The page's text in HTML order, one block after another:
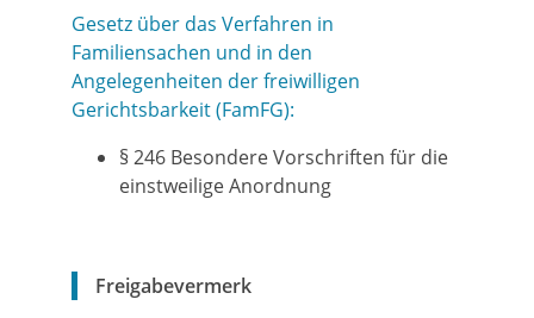
Gesetz über das Verfahren in
Familiensachen und in den
Angelegenheiten der freiwilligen
Gerichtsbarkeit (FamFG):
§ 246 Besondere Vorschriften für die
einstweilige Anordnung
Freigabevermerk